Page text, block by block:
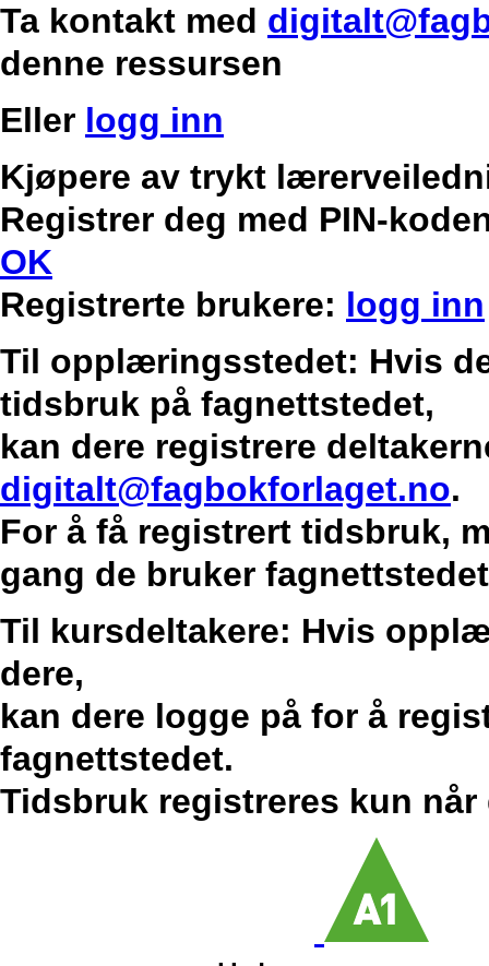
Ta kontakt med
denne ressursen
Eller logg inn
Kjøpere av trykt
Registrer deg med PIN-
OK
Registrerte brukere: logg inn
Til opplæringsstedet: Hvis
tidsbruk på fagnettstedet,
kan dere registrere
digitalt@fagbokforlaget.no.
For å få registrert tidsbruk,
gang de bruker
Til kursdeltakere: Hvis
dere,
kan dere logge på for å
fagnettstedet.
Tidsbruk registreres kun når